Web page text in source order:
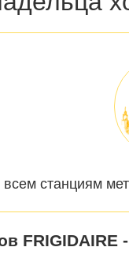
станциям
FRIGIDAIRE